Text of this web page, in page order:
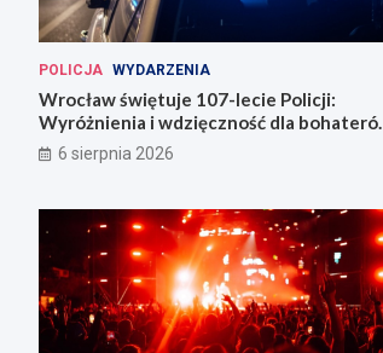
POLICJA WYDARZENIA
Wrocław świętuje 107-lecie Policji:
Wyróżnienia i wdzięczność dla bohaterów
codzienności
6 sierpnia 2026